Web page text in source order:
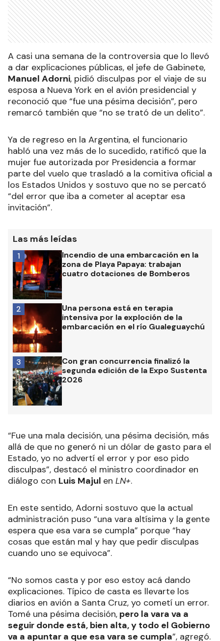
A casi una semana de la controversia que lo llevó
a dar explicaciones públicas, el jefe de Gabinete,
Manuel Adorni, pidió disculpas por el viaje de su
esposa a Nueva York en el avión presidencial y
reconoció que “fue una pésima decisión”, pero
remarcó también que “no se trató de un delito”.
Ya de regreso en la Argentina, el funcionario
habló una vez más de lo sucedido, ratificó que la
mujer fue autorizada por Presidencia a formar
parte del vuelo que trasladó a la comitiva oficial a
los Estados Unidos y sostuvo que no se percató
“del error que iba a cometer al aceptar esa
invitación”.
Las más leídas
Incendio de una embarcación en la
zona de Playa Papaya: trabajan
cuatro dotaciones de Bomberos
1
Una persona está en terapia
intensiva por la exploción de la
embarcación en el río Gualeguaychú
2
Con gran concurrencia finalizó la
segunda edición de la Expo Sustenta
2026
3
“Fue una mala decisión, una pésima decisión, más
allá de que no generó ni un dólar de gasto para el
Estado, yo no advertí el error y por eso pido
disculpas”, destacó el ministro coordinador en
diálogo con Luis Majul en LN+.
En este sentido, Adorni sostuvo que la actual
administración puso “una vara altísima y la gente
espera que esa vara se cumpla” porque “hay
cosas que están mal y hay que pedir disculpas
cuando uno se equivoca”.
“No somos casta y por eso estoy acá dando
explicaciones. Típico de casta es llevarte los
diarios en avión a Santa Cruz, yo cometí un error.
Tomé una pésima decisión, pero la vara va a
seguir donde está, bien alta, y todo el Gobierno
va a apuntar a que esa vara se cumpla”, agregó.